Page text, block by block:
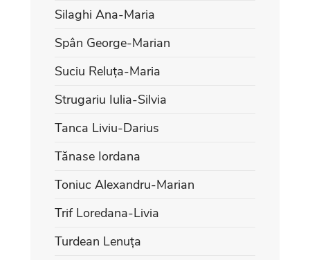
Silaghi Ana-Maria
Spân George-Marian
Suciu Reluța-Maria
Strugariu Iulia-Silvia
Tanca Liviu-Darius
Tănase Iordana
Toniuc Alexandru-Marian
Trif Loredana-Livia
Turdean Lenuța